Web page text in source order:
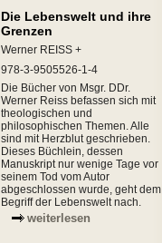
Die Lebenswelt und ihre
Grenzen
Werner REISS +
978-3-9505526-1-4
Die Bücher von Msgr. DDr.
Werner Reiss befassen sich mit
theologischen und
philosophischen Themen. Alle
sind mit Herzblut geschrieben.
Dieses Büchlein, dessen
Manuskript nur wenige Tage vor
seinem Tod vom Autor
abgeschlossen wurde, geht dem
Begriff der Lebenswelt nach.
weiterlesen